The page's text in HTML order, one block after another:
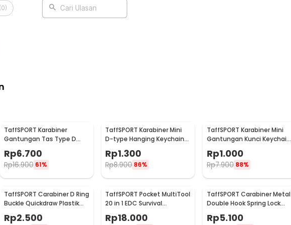
(0) Cari Ulasan
TaffSPORT Karabiner
Gantungan Tas Type D
Quickdraw Outdoor
Aluminium - AT12
Rp6.700
Rp16.900 61%
TaffSPORT Karabiner Mini
D-type Hanging Keychain
EDC Outdoor Metal - AT36
Rp1.300
Rp8.900 86%
TaffSPORT Karabiner Mini
Gantungan Kunci Keychain
Rp1.000
Rp7.900 88%
TaffSPORT Carabiner D Ring
Buckle Quickdraw Plastik
Rp2.500
TaffSPORT Pocket MultiTool
20 in 1 EDC Survival
Keychain Tool - ED26
Rp18.000
TaffSPORT Carabiner Metal
Double Hook Spring Lock
AT17
Rp5.100